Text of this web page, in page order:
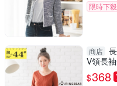
限時下殺
商店
V領長
碼
$368